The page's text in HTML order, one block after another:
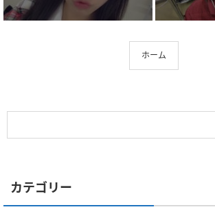
ホーム
カテゴリー